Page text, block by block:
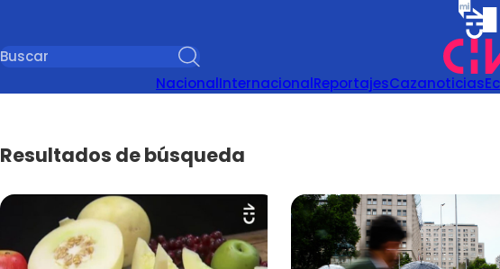
NacionalInternacionalReportajesCazanoticias
Resultados de búsqueda